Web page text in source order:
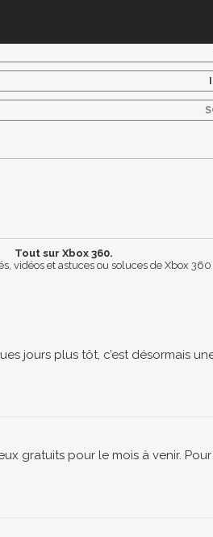
Tout sur Xbox 360.
vidéos et astuces ou soluces de Xbox 360
jours plus tôt, c’est désormais
gratuits pour le mois à venir.